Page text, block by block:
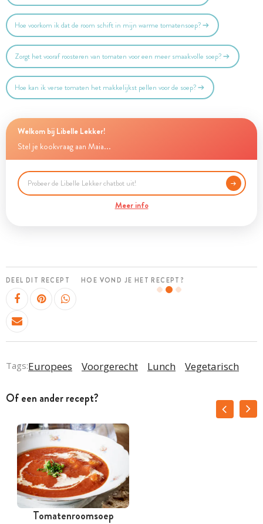
Hoe voorkom ik dat de room schift in mijn warme tomatensoep?
Zorgt het vooraf roosteren van tomaten voor een meer smaakvolle soep?
Hoe kan ik verse tomaten het makkelijkst pellen voor de soep?
Welkom bij Libelle Lekker!
Stel je kookvraag aan Maia...
Meer info
DEEL DIT RECEPT HOE VOND JE HET RECEPT?
Tags:Europees Voorgerecht Lunch Vegetarisch
Of een ander recept?
Tomatenroomsoep